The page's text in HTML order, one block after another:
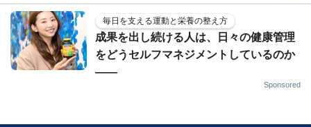
毎日を支える運動と栄養の整え方
成果を出し続ける人は、日々の健康管理
をどうセルフマネジメントしているのか
——
Sponsored